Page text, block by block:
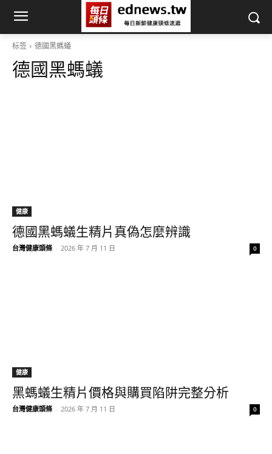
标签 德國黑螞蟻
德國黑螞蟻
健康
德國黑螞蟻生精片真偽怎麼辨識
台灣健康頭條 - 2026 年 7 月 11 日 0
健康
黑螞蟻生精片價格與購買陷阱完整分析
台灣健康頭條 - 2026 年 7 月 11 日 0